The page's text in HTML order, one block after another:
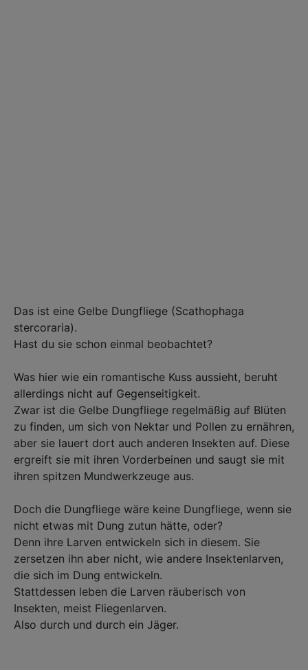
Das ist eine Gelbe Dungfliege (Scathophaga
stercoraria). ⁣
Hast du sie schon einmal beobachtet?⁣
Was hier wie ein romantische Kuss aussieht, beruht
allerdings nicht auf Gegenseitigkeit. ⁣
Zwar ist die Gelbe Dungfliege regelmäßig auf Blüten
zu finden, um sich von Nektar und Pollen zu ernähren,⁣
aber sie lauert dort auch anderen Insekten auf. Diese
ergreift sie mit ihren Vorderbeinen und saugt sie mit
ihren spitzen Mundwerkzeuge aus.
Doch die Dungfliege wäre keine Dungfliege, wenn sie
nicht etwas mit Dung zutun hätte, oder?
Denn ihre Larven entwickeln sich in diesem. Sie
zersetzen ihn aber nicht, wie andere Insektenlarven,
die sich im Dung entwickeln. ⁣
Stattdessen leben die Larven räuberisch von
Insekten, meist Fliegenlarven. ⁣
Also durch und durch ein Jäger.